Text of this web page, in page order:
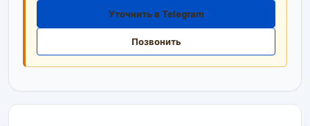
Уточнить в Telegram
Позвонить